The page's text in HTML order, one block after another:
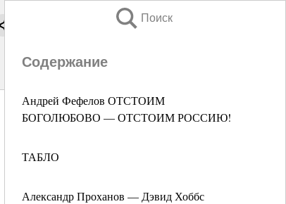
Поиск
Содержание
Андрей Фефелов ОТСТОИМ
БОГОЛЮБОВО — ОТСТОИМ РОССИЮ!
ТАБЛО
Александр Проханов — Дэвид Хоббс